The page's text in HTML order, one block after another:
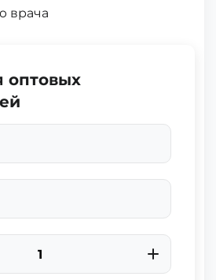
врача
оптовых